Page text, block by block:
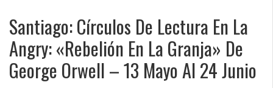
Santiago: Círculos De Lectura En La
Angry: «Rebelión En La Granja» De
George Orwell – 13 Mayo Al 24 Junio